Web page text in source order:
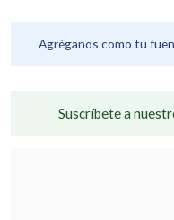
Agréganos como tu
Suscríbete a